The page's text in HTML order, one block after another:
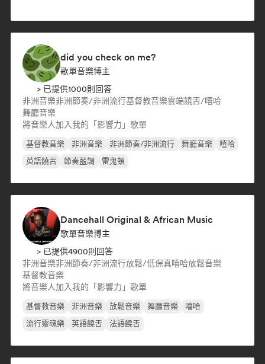
did you check on me?
歌單音樂博主
> 已提供1000則回答
非洲音樂非洲節奏/非洲流行基督教音樂雲端饒舌/嘻哈
舞廳音樂
將音樂人加入我的「影響力」歌單
基督教音樂 非洲音樂 非洲節奏/非洲流行 舞廳音樂
嘻哈
英語饒舌
節奏藍調 雷鬼頓
Dancehall Original & African Music
歌單音樂博主
> 已提供4900則回答
非洲音樂非洲節奏/非洲流行放鬆/低保真嘻哈放鬆音樂
基督教音樂
將音樂人加入我的「影響力」歌單
基督教音樂 非洲音樂 放鬆音樂 舞廳音樂
嘻哈
流行靈魂樂
英語饒舌 法語饒舌